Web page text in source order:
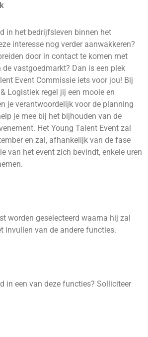
in het bedrijfsleven binnen het
interesse nog verder aanwakkeren?
door in contact te komen met
vastgoedmarkt? Dan is een plek
Event Commissie iets voor jou! Bij
Logistiek regel jij een mooie en
je verantwoordelijk voor de planning
je mee bij het bijhouden van de
Het Young Talent Event zal
en zal, afhankelijk van de fase
van het event zich bevindt, enkele uren
worden geselecteerd waarna hij zal
invullen van de andere functies.
in een van deze functies? Solliciteer